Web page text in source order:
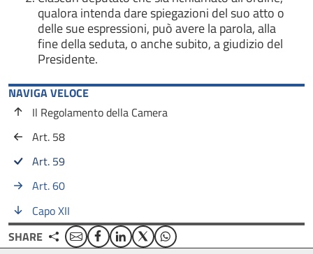
qualora intenda dare spiegazioni del suo atto o
delle sue espressioni, può avere la parola, alla
fine della seduta, o anche subito, a giudizio del
Presidente.
NAVIGA VELOCE
Il Regolamento della Camera
Art. 58
Art. 59
Art. 60
Capo XII
SHARE
EmailFacebook
Linkedin
TwitterWhatsApp